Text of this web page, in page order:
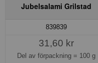
Jubelsalami Grilstad
839839
31,60 kr
Del av förpackning = 100 g